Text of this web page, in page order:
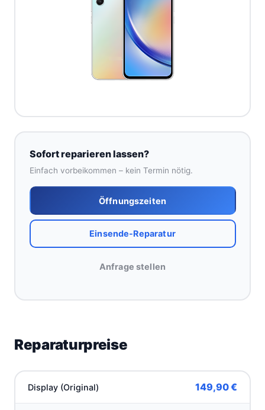
Sofort reparieren lassen?
Einfach vorbeikommen – kein Termin nötig.
Öffnungszeiten
Einsende-Reparatur
Anfrage stellen
Reparaturpreise
Display (Original) 149,90 €